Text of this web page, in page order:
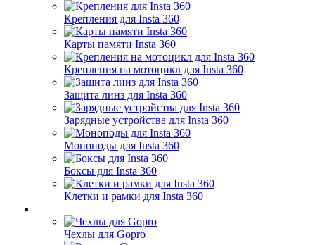
Крепления для Insta 360
Карты памяти Insta 360
Крепления на мотоцикл для Insta 360
Защита линз для Insta 360
Зарядные устройства для Insta 360
Моноподы для Insta 360
Боксы для Insta 360
Клетки и рамки для Insta 360
Чехлы для Gopro